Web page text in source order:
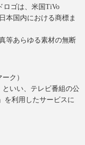
ロゴは、米国TiVo
本国内における商標ま
等あらゆる素材の無断
ク）
といい、テレビ番組の公
を利用したサービスに